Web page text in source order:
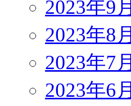
2023年9月
2023年8月
2023年7月
2023年6月